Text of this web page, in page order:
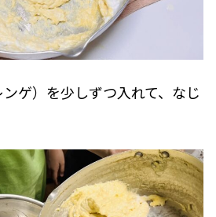
ゲ）を少しずつ入れて、なじ